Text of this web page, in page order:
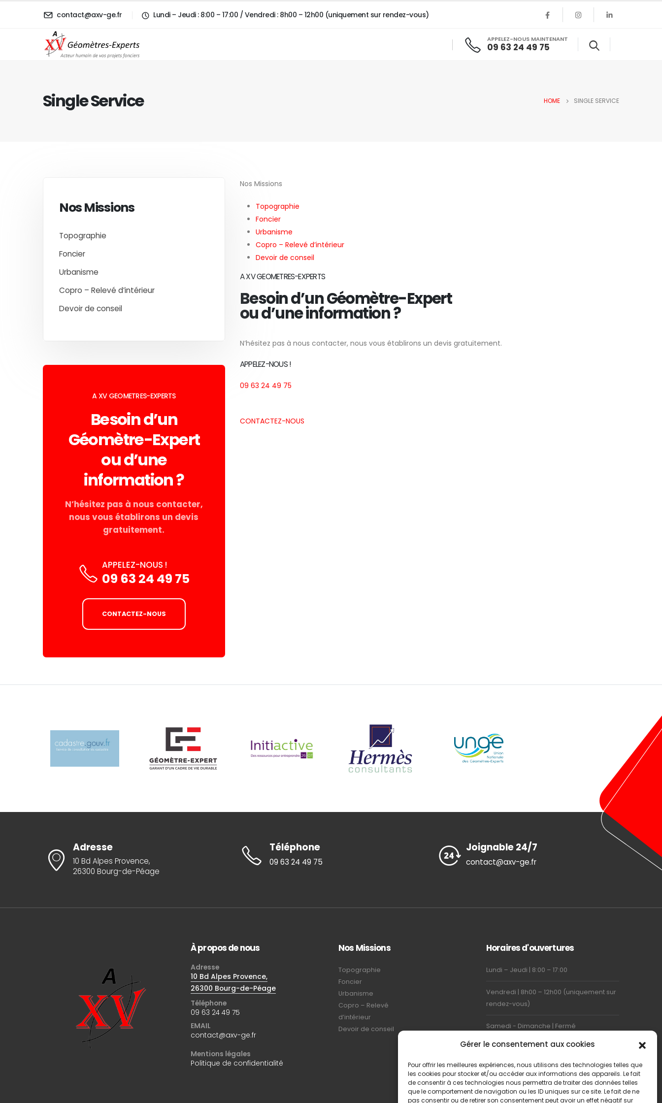
Gérer le consentement aux cookies
Pour offrir les meilleures expériences, nous utilisons des technologies telles que
les cookies pour stocker et/ou accéder aux informations des appareils. Le fait
de consentir à ces technologies nous permettra de traiter des données telles
que le comportement de navigation ou les ID uniques sur ce site. Le fait de ne
pas consentir ou de retirer son consentement peut avoir un effet négatif sur
contact@axv-ge.fr Lundi – Jeudi : 8:00 – 17:00 / Vendredi : 8h00 – 12h00 (uniquement sur rendez-vous)
APPELEZ-NOUS MAINTENANT
09 63 24 49 75
Single Service HOME SINGLE SERVICE
Nos Missions
Topographie
Foncier
Urbanisme
Copro – Relevé d’intérieur
Devoir de conseil
A XV GEOMETRES-EXPERTS
Besoin d’un Géomètre-Expert
ou d’une information ?
N’hésitez pas à nous contacter, nous vous établirons un devis gratuitement.
APPELEZ-NOUS !
09 63 24 49 75
CONTACTEZ-NOUS
Nos Missions
Topographie
Foncier
Urbanisme
Copro – Relevé d’intérieur
Devoir de conseil
A XV GEOMETRES-EXPERTS
Besoin d’un
Géomètre-Expert
ou d’une
information ?
N’hésitez pas à nous contacter,
nous vous établirons un devis
gratuitement.
APPELEZ-NOUS !
09 63 24 49 75
CONTACTEZ-NOUS
Adresse
10 Bd Alpes Provence,
26300 Bourg-de-Péage
Téléphone
09 63 24 49 75
Joignable 24/7
contact@axv-ge.fr
À propos de nous
Adresse
10 Bd Alpes Provence,
26300 Bourg-de-Péage
Téléphone
09 63 24 49 75
EMAIL
contact@axv-ge.fr
Mentions légales
Politique de confidentialité
Nos Missions
Topographie
Foncier
Urbanisme
Copro – Relevé
d’intérieur
Devoir de conseil
Horaires d'ouvertures
Lundi – Jeudi | 8:00 – 17:00
Vendredi | 8h00 – 12h00 (uniquement sur
rendez-vous)
Samedi - Dimanche | Fermé